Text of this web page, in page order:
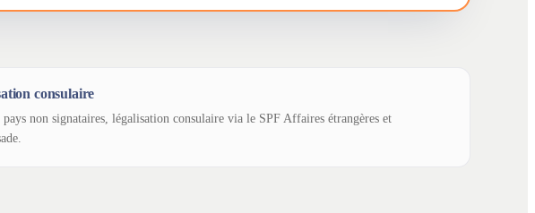
consulaire
pays non signataires, légalisation consulaire via le SPF Affaires étrangères et